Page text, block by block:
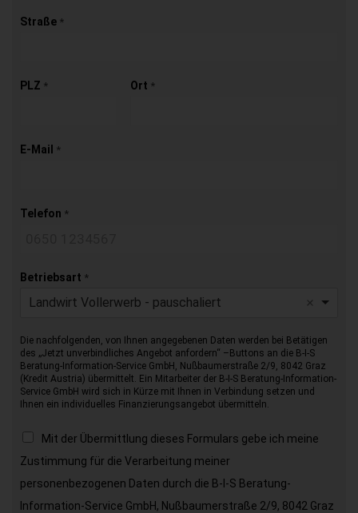
Straße *
PLZ * Ort *
E-Mail *
Telefon *
Betriebsart *
Landwirt Vollerwerb - pauschaliert
Die nachfolgenden, von Ihnen angegebenen Daten werden bei Betätigen
des „Jetzt unverbindliches Angebot anfordern“ –Buttons an die B-I-S
Beratung-Information-Service GmbH, Nußbaumerstraße 2/9, 8042 Graz
(Kredit Austria) übermittelt. Ein Mitarbeiter der B-I-S Beratung-Information-
Service GmbH wird sich in Kürze mit Ihnen in Verbindung setzen und
Ihnen ein individuelles Finanzierungsangebot übermitteln.
Mit der Übermittlung dieses Formulars gebe ich meine
Zustimmung für die Verarbeitung meiner
personenbezogenen Daten durch die B-I-S Beratung-
Information-Service GmbH, Nußbaumerstraße 2/9, 8042 Graz